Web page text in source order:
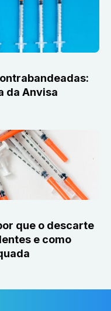
da Anvisa
que o descarte
e como